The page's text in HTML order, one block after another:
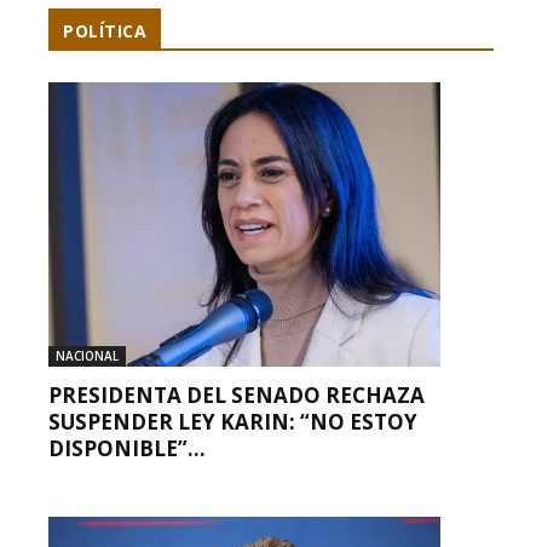
POLÍTICA
NACIONAL
PRESIDENTA DEL SENADO RECHAZA
SUSPENDER LEY KARIN: “NO ESTOY
DISPONIBLE”...